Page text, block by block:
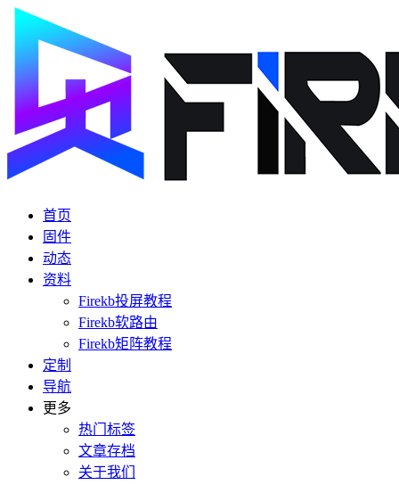
首页
固件
动态
资料
Firekb投屏教程
Firekb软路由
Firekb矩阵教程
定制
导航
更多
热门标签
文章存档
关于我们